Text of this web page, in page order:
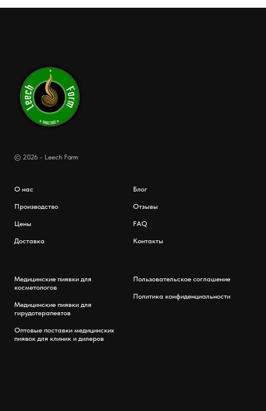
© 2026 - Leech Farm
О нас
Производство
Цены
Доставка
Блог
Отзывы
FAQ
Контакты
Медицинские пиявки для
косметологов
Медицинские пиявки для
гирудотерапевтов
Оптовые поставки медицинских
пиявок для клиник и дилеров
Пользовательское соглашение
Политика конфиденциальности